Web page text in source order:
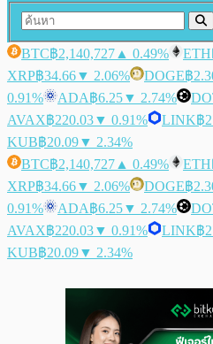
BTC฿2,140,727 ▲ 0.49% ETH
XRP฿34.66▼ 2.06% DOGE฿
0.91%
ADA฿6.25▼ 2.74%
AVAX฿220.03▼ 0.91% LINK฿
KUB฿20.09▼ 2.34%
BTC฿2,140,727 ▲ 0.49% ETH
XRP฿34.66▼ 2.06% DOGE฿
0.91%
ADA฿6.25▼ 2.74%
AVAX฿220.03▼ 0.91% LINK฿
KUB฿20.09▼ 2.34%